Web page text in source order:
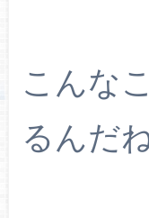
こんな
るんだ